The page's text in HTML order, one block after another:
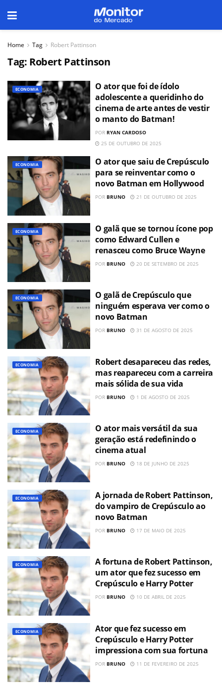
Home Tag Robert Pattinson
Tag: Robert Pattinson
ECONOMIA
O ator que foi de ídolo
adolescente a queridinho do
cinema de arte antes de vestir
o manto do Batman!
POR RYAN CARDOSO
25 DE OUTUBRO DE 2025
ECONOMIA
O ator que saiu de Crepúsculo
para se reinventar como o
novo Batman em Hollywood
POR BRUNO 21 DE OUTUBRO DE 2025
ECONOMIA
O galã que se tornou ícone pop
como Edward Cullen e
renasceu como Bruce Wayne
POR BRUNO 20 DE SETEMBRO DE 2025
ECONOMIA
O galã de Crepúsculo que
ninguém esperava ver como o
novo Batman
POR BRUNO 31 DE AGOSTO DE 2025
ECONOMIA
Robert desapareceu das redes,
mas reapareceu com a carreira
mais sólida de sua vida
POR BRUNO 1 DE AGOSTO DE 2025
ECONOMIA
O ator mais versátil da sua
geração está redefinindo o
cinema atual
POR BRUNO 18 DE JUNHO DE 2025
ECONOMIA
A jornada de Robert Pattinson,
do vampiro de Crepúsculo ao
novo Batman
POR BRUNO 17 DE MAIO DE 2025
ECONOMIA
A fortuna de Robert Pattinson,
um ator que fez sucesso em
Crepúsculo e Harry Potter
POR BRUNO 10 DE ABRIL DE 2025
ECONOMIA
Ator que fez sucesso em
Crepúsculo e Harry Potter
impressiona com sua fortuna
POR BRUNO 11 DE FEVEREIRO DE 2025